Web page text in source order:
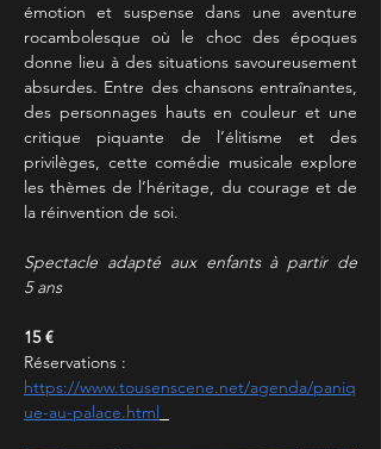
émotion et suspense dans une aventure
rocambolesque où le choc des époques
donne lieu à des situations savoureusement
absurdes. Entre des chansons entraînantes,
des personnages hauts en couleur et une
critique piquante de l’élitisme et des
privilèges, cette comédie musicale explore
les thèmes de l’héritage, du courage et de
la réinvention de soi.
Spectacle adapté aux enfants à partir de
5 ans
15 €
Réservations :
https://www.tousenscene.net/agenda/paniq
ue-au-palace.html